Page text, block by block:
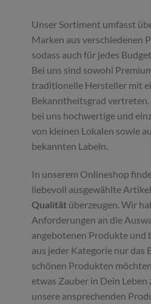
Unser Sortiment umfasst
Marken aus verschiedenen
sodass auch für jedes
Bei uns sind sowohl
traditionelle Hersteller mit
Bekanntheitsgrad
bei uns hochwertige und
von kleinen Lokalen sowie
bekannten Labeln.
In unserem Onlineshop
liebevoll ausgewählte
Qualität überzeugen. Wir
Anforderungen an die
angebotenen Produkte und
aus jeder Kategorie nur das
schönen Produkten
etwas Zauber in Dein Leben
unsere ansprechenden